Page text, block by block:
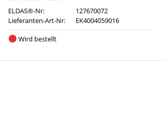
ELDAS®-Nr:
127670072
Lieferanten-Art-Nr:
EK4004059016
Wird bestellt